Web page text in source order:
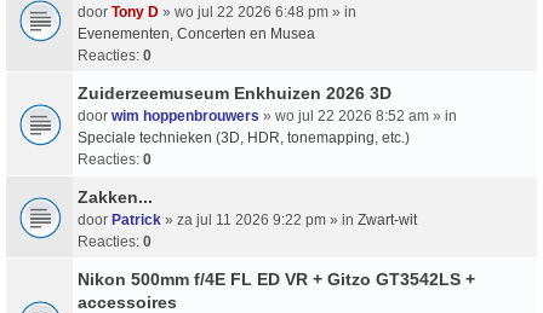
door Tony D » wo jul 22 2026 6:48 pm » in
Evenementen, Concerten en Musea
Reacties: 0
Zuiderzeemuseum Enkhuizen 2026 3D
door wim hoppenbrouwers » wo jul 22 2026 8:52 am » in
Speciale technieken (3D, HDR, tonemapping, etc.)
Reacties: 0
Zakken...
door Patrick » za jul 11 2026 9:22 pm » in Zwart-wit
Reacties: 0
Nikon 500mm f/4E FL ED VR + Gitzo GT3542LS +
accessoires